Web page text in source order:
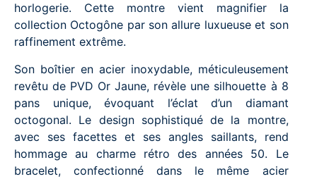
horlogerie. Cette montre vient magnifier la
collection Octogône par son allure luxueuse et son
raffinement extrême.
Son boîtier en acier inoxydable, méticuleusement
revêtu de PVD Or Jaune, révèle une silhouette à 8
pans unique, évoquant l’éclat d’un diamant
octogonal. Le design sophistiqué de la montre,
avec ses facettes et ses angles saillants, rend
hommage au charme rétro des années 50. Le
bracelet, confectionné dans le même acier